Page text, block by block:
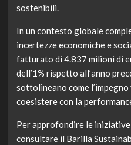
sostenibili.
In un contesto globale
incertezze economiche e
fatturato di 4.837 milioni di
dell’1% rispetto all’anno
sottolineano come
coesistere con la
Per approfondire le
consultare il Barilla